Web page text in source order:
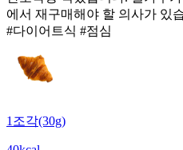
에서 재구매해야 할 의사가 있
#다이어트식 #점심
1조각(30g)